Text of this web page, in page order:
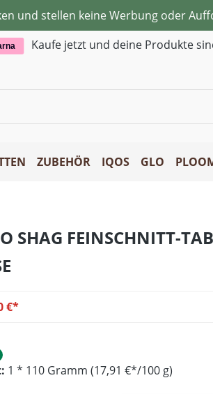
und stellen keine Werbung oder
Kaufe jetzt und deine Produkte
ZUBEHÖR IQOS GLO
SHAG FEINSCHNITT-
€*
1 * 110 Gramm (17,91 €*/100 g)